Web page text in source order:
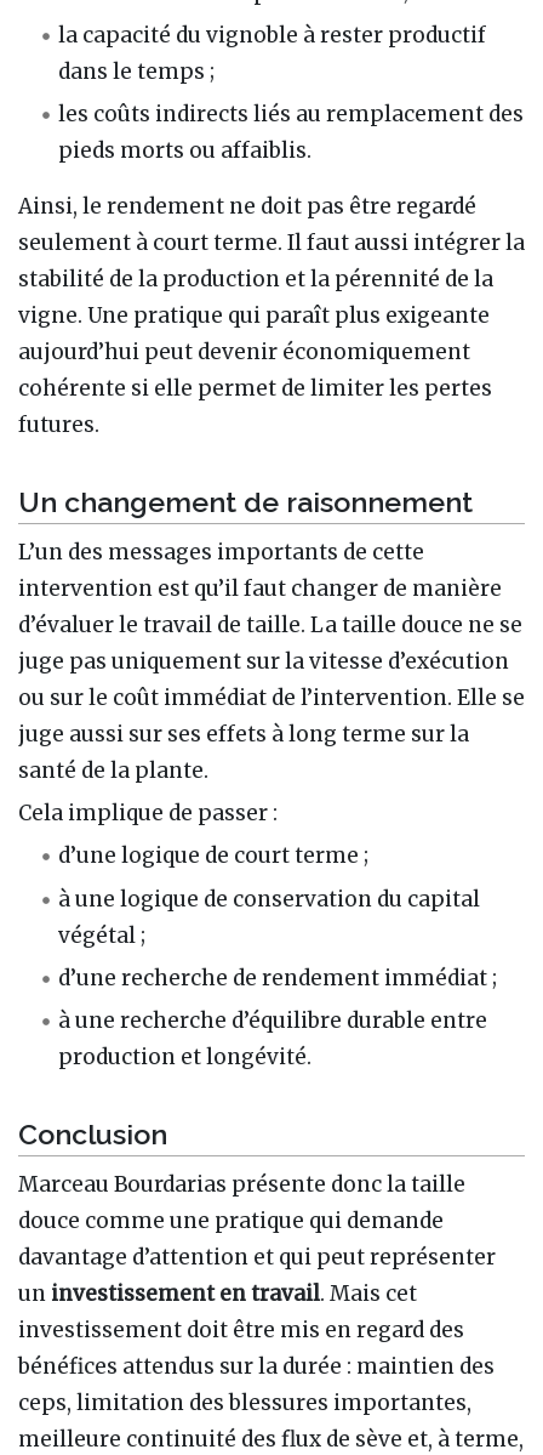
la capacité du vignoble à rester productif
dans le temps ;
les coûts indirects liés au remplacement des
pieds morts ou affaiblis.
Ainsi, le rendement ne doit pas être regardé
seulement à court terme. Il faut aussi intégrer la
stabilité de la production et la pérennité de la
vigne. Une pratique qui paraît plus exigeante
aujourd’hui peut devenir économiquement
cohérente si elle permet de limiter les pertes
futures.
Un changement de raisonnement
L’un des messages importants de cette
intervention est qu’il faut changer de manière
d’évaluer le travail de taille. La taille douce ne se
juge pas uniquement sur la vitesse d’exécution
ou sur le coût immédiat de l’intervention. Elle se
juge aussi sur ses effets à long terme sur la
santé de la plante.
Cela implique de passer :
d’une logique de court terme ;
à une logique de conservation du capital
végétal ;
d’une recherche de rendement immédiat ;
à une recherche d’équilibre durable entre
production et longévité.
Conclusion
Marceau Bourdarias présente donc la taille
douce comme une pratique qui demande
davantage d’attention et qui peut représenter
un investissement en travail. Mais cet
investissement doit être mis en regard des
bénéfices attendus sur la durée : maintien des
ceps, limitation des blessures importantes,
meilleure continuité des flux de sève et, à terme,